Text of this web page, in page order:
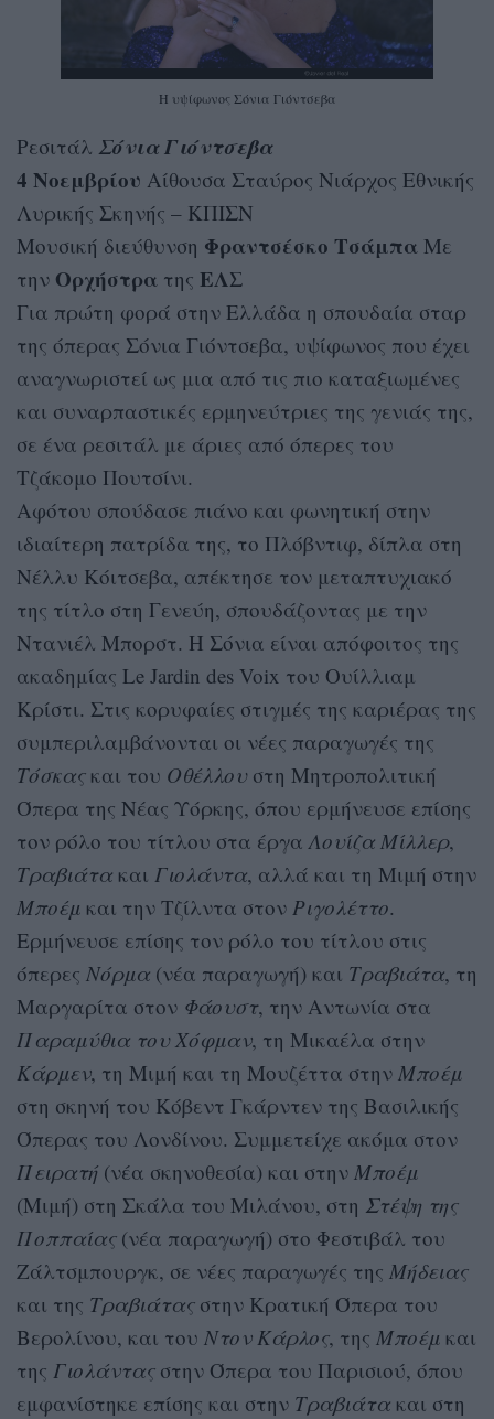
Η υψίφωνος Σόνια Γιόντσεβα
Ρεσιτάλ Σόνια Γιόντσεβα
4 Νοεμβρίου Αίθουσα Σταύρος Νιάρχος Εθνικής
Λυρικής Σκηνής – ΚΠΙΣΝ
Μουσική διεύθυνση Φραντσέσκο Τσάμπα Με
την Ορχήστρα της ΕΛΣ
Για πρώτη φορά στην Ελλάδα η σπουδαία σταρ
της όπερας Σόνια Γιόντσεβα, υψίφωνος που έχει
αναγνωριστεί ως μια από τις πιο καταξιωμένες
και συναρπαστικές ερμηνεύτριες της γενιάς της,
σε ένα ρεσιτάλ με άριες από όπερες του
Τζάκομο Πουτσίνι.
Αφότου σπούδασε πιάνο και φωνητική στην
ιδιαίτερη πατρίδα της, το Πλόβντιφ, δίπλα στη
Νέλλυ Κόιτσεβα, απέκτησε τον μεταπτυχιακό
της τίτλο στη Γενεύη, σπουδάζοντας με την
Ντανιέλ Μπορστ. Η Σόνια είναι απόφοιτος της
ακαδημίας Le Jardin des Voix του Ουίλλιαμ
Κρίστι. Στις κορυφαίες στιγμές της καριέρας της
συμπεριλαμβάνονται οι νέες παραγωγές της
Τόσκαςκαι του Οθέλλου στη Μητροπολιτική
Όπερα της Νέας Υόρκης, όπου ερμήνευσε επίσης
τον ρόλο του τίτλου στα έργαΛουίζα Μίλλερ,
Τραβιάτα και Γιολάντα, αλλά και τη Μιμή στην
Μποέμ και την Τζίλντα στον Ριγολέττο.
Ερμήνευσε επίσης τον ρόλο του τίτλου στις
όπερες Νόρμα (νέα παραγωγή) και Τραβιάτα, τη
Μαργαρίτα στον Φάουστ, την Αντωνία στα
Παραμύθια του Χόφμαν, τη Μικαέλα στην
Κάρμεν, τη Μιμή και τη Μουζέττα στην Μποέμ
στη σκηνή του Κόβεντ Γκάρντεν της Βασιλικής
Όπερας του Λονδίνου. Συμμετείχε ακόμα στον
Πειρατή (νέα σκηνοθεσία) και στην Μποέμ
(Μιμή) στη Σκάλα του Μιλάνου, στη Στέψη της
Ποππαίας (νέα παραγωγή) στο Φεστιβάλ του
Ζάλτσμπουργκ, σε νέες παραγωγές της Μήδειας
και της Τραβιάταςστην Κρατική Όπερα του
Βερολίνου, και του Ντον Κάρλος, της Μποέμ και
της Γιολάνταςστην Όπερα του Παρισιού, όπου
εμφανίστηκε επίσης και στην Τραβιάτα και στη